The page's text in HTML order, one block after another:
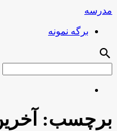
مدرسه
برگه نمونه
search
برچسب: